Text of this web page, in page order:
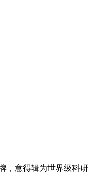
，意得辑为世界级科研